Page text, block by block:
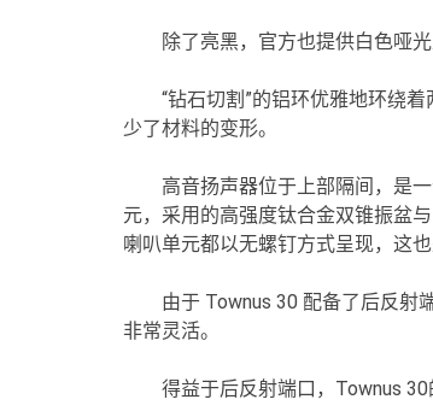
除了亮黑，官方也提供白色哑
“钻石切割”的铝环优雅地环绕
少了材料的变形。
高音扬声器位于上部隔间，是
元，采用的高强度钛合金双锥振盆
喇叭单元都以无螺钉方式呈现，这
由于 Townus 30 配备了后反射
非常灵活。
得益于后反射端口，Townus